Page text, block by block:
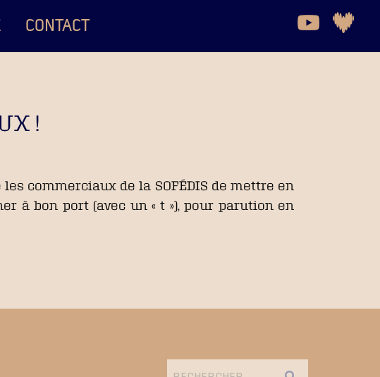
CONTACT
!
commerciaux de la SOFÉDIS de mettre en
à bon port (avec un « t »), pour parution en